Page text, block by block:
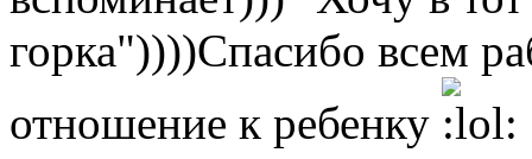
горка"))))Спасибо всем
отношение к ребенку